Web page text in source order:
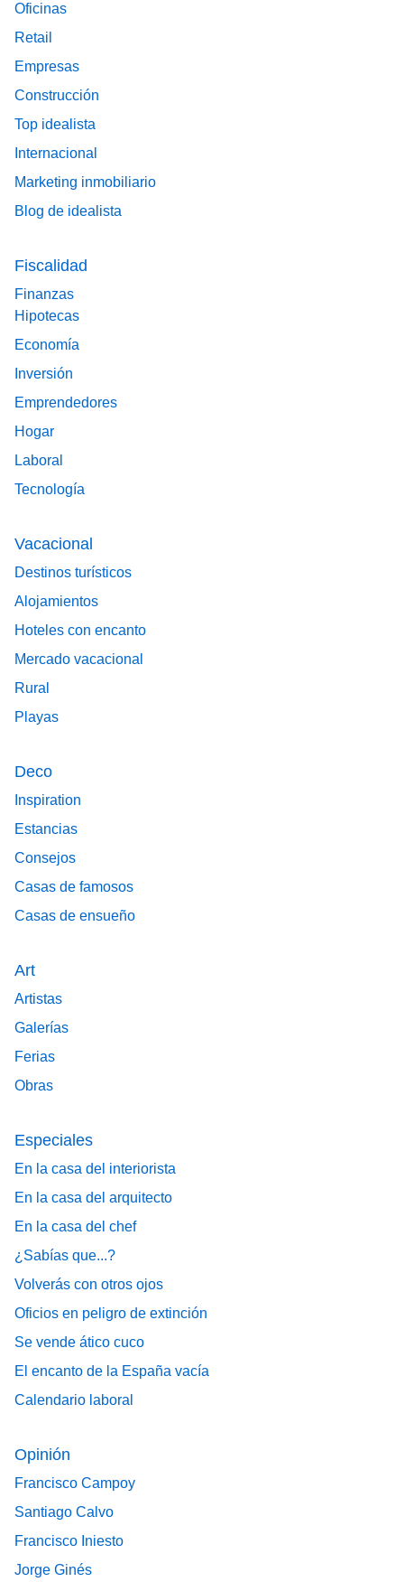
Oficinas
Retail
Empresas
Construcción
Top idealista
Internacional
Marketing inmobiliario
Blog de idealista
Fiscalidad
Finanzas
Hipotecas
Economía
Inversión
Emprendedores
Hogar
Laboral
Tecnología
Vacacional
Destinos turísticos
Alojamientos
Hoteles con encanto
Mercado vacacional
Rural
Playas
Deco
Inspiration
Estancias
Consejos
Casas de famosos
Casas de ensueño
Art
Artistas
Galerías
Ferias
Obras
Especiales
En la casa del interiorista
En la casa del arquitecto
En la casa del chef
¿Sabías que...?
Volverás con otros ojos
Oficios en peligro de extinción
Se vende ático cuco
El encanto de la España vacía
Calendario laboral
Opinión
Francisco Campoy
Santiago Calvo
Francisco Iniesto
Jorge Ginés